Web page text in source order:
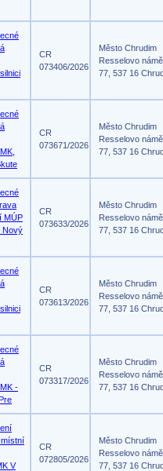
CR
073406/2026
Město Chrudim
Resselovo
77, 537 16
CR
073671/2026
Město Chrudim
Resselovo
77, 537 16
MÚP
Nový
CR
073633/2026
Město Chrudim
Resselovo
77, 537 16
CR
073613/2026
Město Chrudim
Resselovo
77, 537 16
-
CR
073317/2026
Město Chrudim
Resselovo
77, 537 16
V
CR
072805/2026
Město Chrudim
Resselovo
77, 537 16